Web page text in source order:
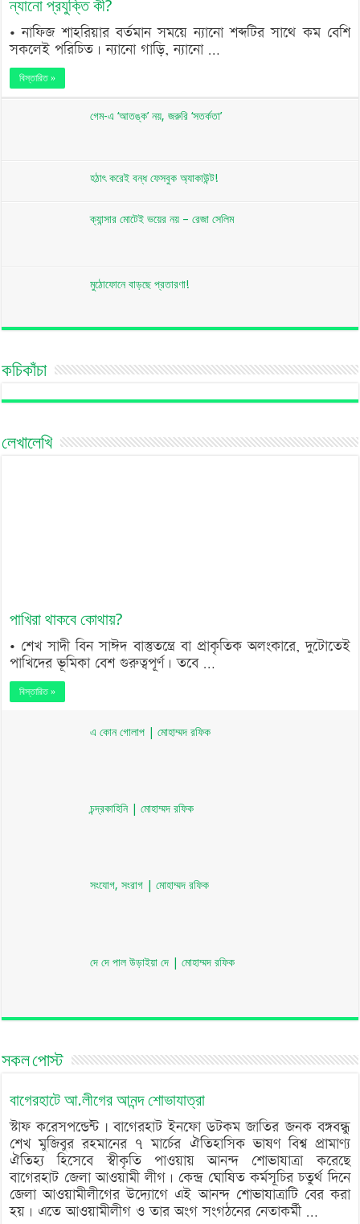
ন্যানো প্রযুক্তি কী?
• নাফিজ শাহরিয়ার বর্তমান সময়ে ন্যানো শব্দটির সাথে কম বেশি
সকলেই পরিচিত। ন্যানো গাড়ি, ন্যানো …
বিস্তারিত »
গেম-এ ‘আতঙ্ক’ নয়, জরুরি ‘সতর্কতা’
হঠাৎ করেই বন্ধ ফেসবুক অ্যাকাউন্ট!
ক্যান্সার মোটেই ভয়ের নয় – রেজা সেলিম
মুঠোফোনে বাড়ছে প্রতারণা!
কচিকাঁচা
লেখালেখি
পাখিরা থাকবে কোথায়?
• শেখ সাদী বিন সাঈদ বাস্তুতন্ত্রে বা প্রাকৃতিক অলংকারে, দুটোতেই
পাখিদের ভূমিকা বেশ গুরুত্বপূর্ণ। তবে …
বিস্তারিত »
এ কোন গোলাপ | মোহাম্মদ রফিক
চন্দ্রকাহিনি | মোহাম্মদ রফিক
সংযোগ, সংরাগ | মোহাম্মদ রফিক
দে দে পাল উড়াইয়া দে | মোহাম্মদ রফিক
সকল পোস্ট
বাগেরহাটে আ.লীগের আনন্দ শোভাযাত্রা
স্টাফ করেসপন্ডেন্ট | বাগেরহাট ইনফো ডটকম জাতির জনক বঙ্গবন্ধু
শেখ মুজিবুর রহমানের ৭ মার্চের ঐতিহাসিক ভাষণ বিশ্ব প্রামাণ্য
ঐতিহ্য হিসেবে স্বীকৃতি পাওয়ায় আনন্দ শোভাযাত্রা করেছে
বাগেরহাট জেলা আওয়ামী লীগ। কেন্দ্র ঘোষিত কর্মসূচির চতুর্থ দিনে
জেলা আওয়ামীলীগের উদ্যোগে এই আনন্দ শোভাযাত্রাটি বের করা
হয়। এতে আওয়ামীলীগ ও তার অংগ সংগঠনের নেতাকর্মী …